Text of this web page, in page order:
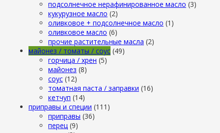
подсолнечное нерафинированное масло (3)
кукурузное масло (2)
оливковое + подсолнечное масло (1)
оливковое масло (6)
прочие растительные масла (2)
майонез / томаты / соус (49)
горчица / хрен (5)
майонез (8)
соус (12)
томатная паста / заправки (16)
кетчуп (14)
приправы и специи (111)
приправы (36)
перец (9)